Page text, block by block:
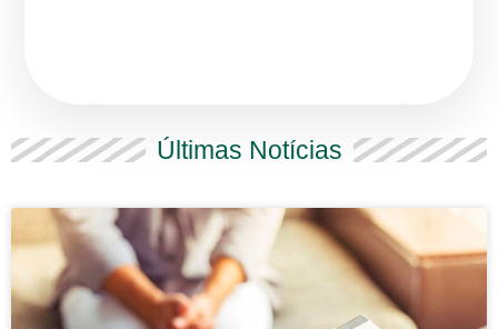
Últimas Notícias